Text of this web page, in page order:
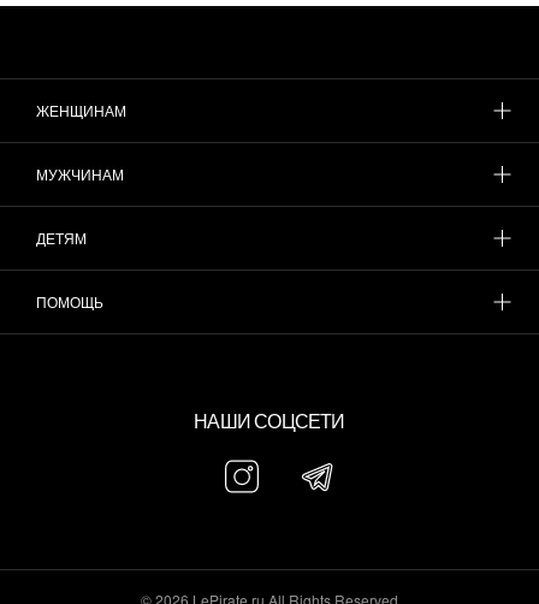
ЖЕНЩИНАМ
МУЖЧИНАМ
ДЕТЯМ
ПОМОЩЬ
НАШИ СОЦСЕТИ